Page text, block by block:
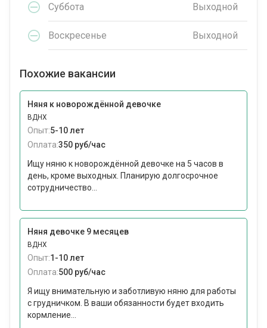
Суббота Выходной
Воскресенье Выходной
Похожие вакансии
Няня к новорождённой девочке
ВДНХ
Опыт:5-10 лет
Оплата:350 руб/час
Ищу няню к новорождённой девочке на 5 часов в
день, кроме выходных. Планирую долгосрочное
сотрудничество...
Няня девочке 9 месяцев
ВДНХ
Опыт:1-10 лет
Оплата:500 руб/час
Я ищу внимательную и заботливую няню для работы
с грудничком. В ваши обязанности будет входить
кормление...